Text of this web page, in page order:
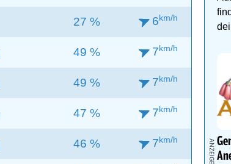
27 % 6km/h
49 % 7km/h
49 % 7km/h
47 % 7km/h
46 % 7km/h